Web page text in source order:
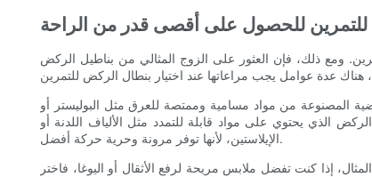
للتمرين للحصول على أقصى قدر من الراحة
ومع ذلك، فإن العثور على الزوج المثالي من بناطيل الركض
المصنوعة من مواد مسامية وممتصة للعرق مثل البوليستر أو
الذي يحتوي على مواد قابلة للتمدد مثل الألياف اللدنة أو
الإيلاستين، لأنها توفر مرونة وحرية حركة أفضل.
إذا كنت تفضل ملابس مريحة لرفع الأثقال أو اليوغا، فاختر